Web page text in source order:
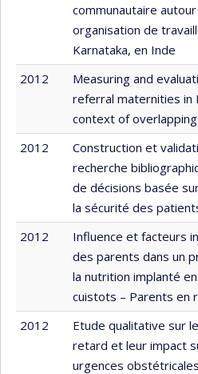
communautaire
organisation de
Karnataka, en Inde
2012
Measuring and
referral maternities in
context of
2012
Construction et
recherche
de décisions basée
la sécurité des
2012
Influence et facteurs
des parents dans un
la nutrition implanté
cuistots – Parents en
2012
Etude qualitative sur
retard et leur impact
urgences